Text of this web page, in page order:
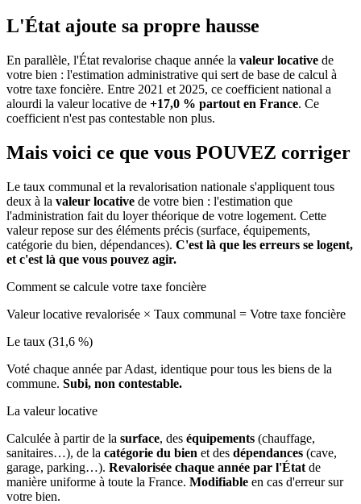
L'État ajoute sa propre hausse
En parallèle, l'État revalorise chaque année la valeur locative de
votre bien : l'estimation administrative qui sert de base de calcul à
votre taxe foncière. Entre 2021 et 2025, ce coefficient national a
alourdi la valeur locative de +17,0 % partout en France. Ce
coefficient n'est pas contestable non plus.
Mais voici ce que vous POUVEZ corriger
Le taux communal et la revalorisation nationale s'appliquent tous
deux à la valeur locative de votre bien : l'estimation que
l'administration fait du loyer théorique de votre logement. Cette
valeur repose sur des éléments précis (surface, équipements,
catégorie du bien, dépendances). C'est là que les erreurs se logent,
et c'est là que vous pouvez agir.
Comment se calcule votre taxe foncière
Valeur locative revalorisée × Taux communal = Votre taxe foncière
Le taux (31,6 %)
Voté chaque année par Adast, identique pour tous les biens de la
commune. Subi, non contestable.
La valeur locative
Calculée à partir de la surface, des équipements (chauffage,
sanitaires…), de la catégorie du bien et des dépendances (cave,
garage, parking…). Revalorisée chaque année par l'État de
manière uniforme à toute la France. Modifiable en cas d'erreur sur
votre bien.